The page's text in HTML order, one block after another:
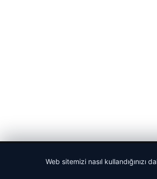
Web sitemizi nasıl